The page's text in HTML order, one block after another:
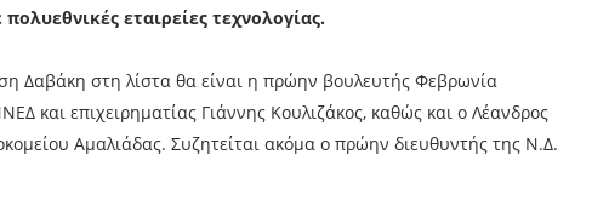
εταιρείες τεχνολογίας.
Δαβάκη στη λίστα θα είναι η πρώην βουλευτής Φεβρωνία
και επιχειρηματίας Γιάννης Κουλιζάκος, καθώς και ο Λέανδρος
Αμαλιάδας. Συζητείται ακόμα ο πρώην διευθυντής της Ν.Δ.